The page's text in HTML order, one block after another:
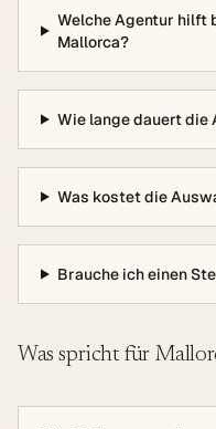
Welche Agentur hilft
Mallorca?
Wie lange dauert die
Was kostet die
Brauche ich einen
Was spricht für